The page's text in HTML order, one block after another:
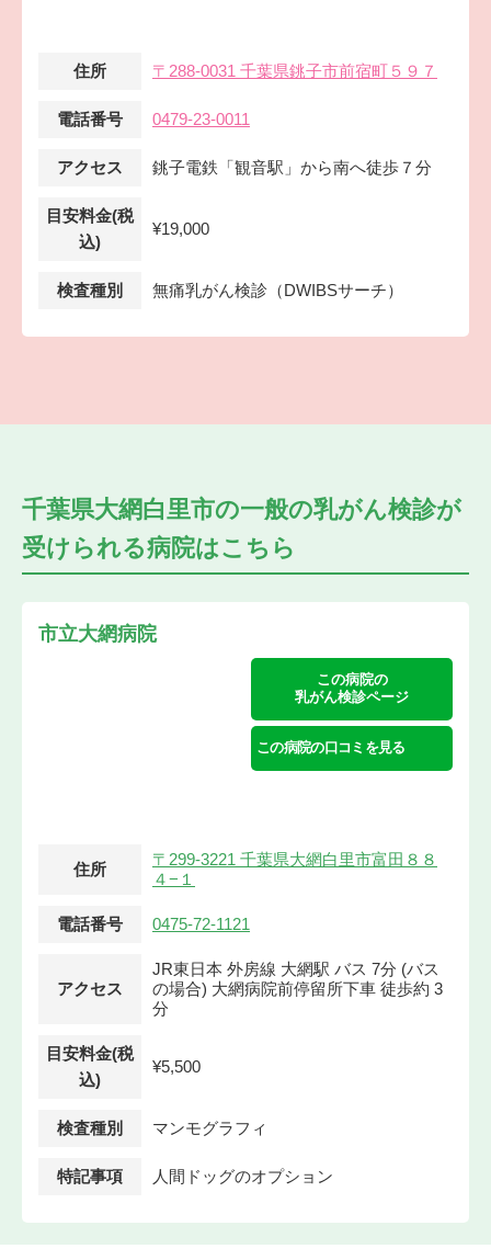
住所 〒288-0031 千葉県銚子市前宿町５９７
電話番号 0479-23-0011
アクセス 銚子電鉄「観音駅」から南へ徒歩７分
目安料金(税
込)
¥19,000
検査種別 無痛乳がん検診（DWIBSサーチ）
千葉県大網白里市の一般の乳がん検診が
受けられる病院はこちら
市立大網病院
この病院の
乳がん検診ページ
この病院の口コミを見る
住所
〒299-3221 千葉県大網白里市富田８８
４−１
電話番号 0475-72-1121
アクセス
JR東日本 外房線 大網駅 バス 7分 (バス
の場合) 大網病院前停留所下車 徒歩約 3
分
目安料金(税
込)
¥5,500
検査種別 マンモグラフィ
特記事項 人間ドッグのオプション